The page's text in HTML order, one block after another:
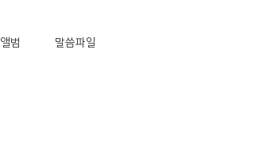
앨범 말씀파일